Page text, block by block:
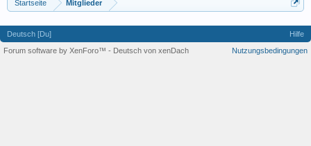
Startseite Mitglieder
Deutsch [Du]
Hilfe
Nutzungsbedingungen
Forum software by XenForo™ - Deutsch von xenDach